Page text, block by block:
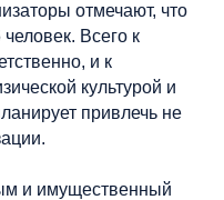
отмечают, что
Всего к
и к
культурой и
привлечь не
и имущественный